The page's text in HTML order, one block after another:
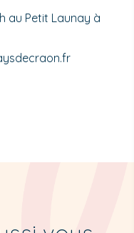
au Petit Launay à